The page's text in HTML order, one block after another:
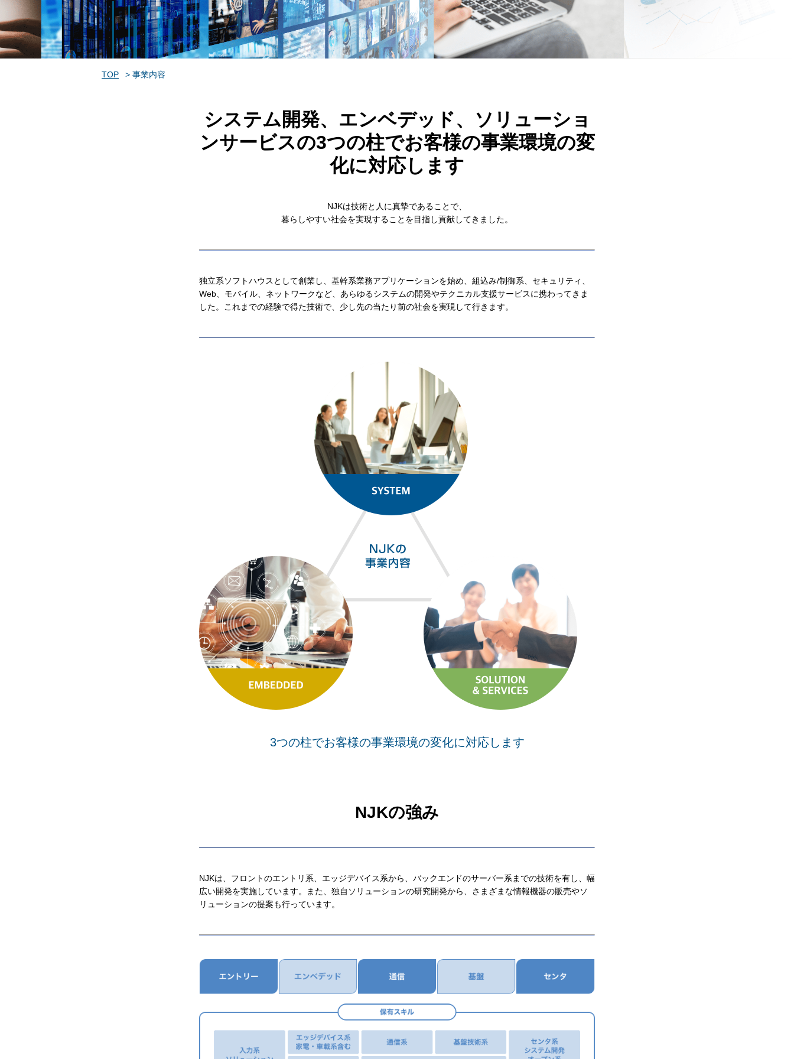
TOP 事業内容
システム開発、エンベデッド、ソリューショ
ンサービスの3つの柱でお客様の事業環境の変
化に対応します
NJKは技術と人に真摯であることで、
暮らしやすい社会を実現することを目指し貢献してきました。
独立系ソフトハウスとして創業し、基幹系業務アプリケーションを始め、組込み/制御系、セキュリティ、
Web、モバイル、ネットワークなど、あらゆるシステムの開発やテクニカル支援サービスに携わってきま
した。これまでの経験で得た技術で、少し先の当たり前の社会を実現して行きます。
3つの柱でお客様の事業環境の変化に対応します
NJKの強み
NJKは、フロントのエントリ系、エッジデバイス系から、バックエンドのサーバー系までの技術を有し、幅
広い開発を実施しています。また、独自ソリューションの研究開発から、さまざまな情報機器の販売やソ
リューションの提案も行っています。